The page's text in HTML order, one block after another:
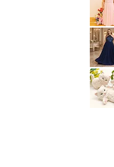
Sparkly
Sequin
Prom
Party
Dress
Size
11
Hayley
Paige
Pink
Occasions
Wedding
Gown
Dress
size
14
Lulus
Sequin
Chiffon
Halter
Matte
Navy
Long
Dress